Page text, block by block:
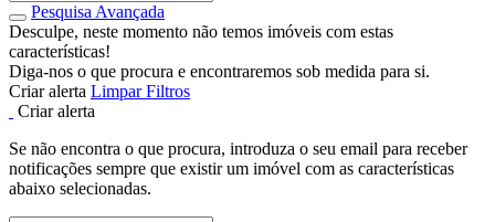
Pesquisa Avançada
Desculpe, neste momento não temos imóveis com estas
características!
Diga-nos o que procura e encontraremos sob medida para si.
Criar alerta Limpar Filtros
Criar alerta
Se não encontra o que procura, introduza o seu email para receber
notificações sempre que existir um imóvel com as características
abaixo selecionadas.